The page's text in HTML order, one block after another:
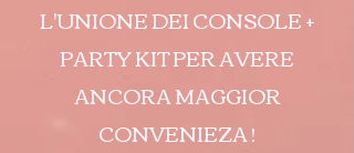
L'UNIONE DEI CONSOLE +
PARTY KIT PER AVERE
ANCORA MAGGIOR
CONVENIEZA !